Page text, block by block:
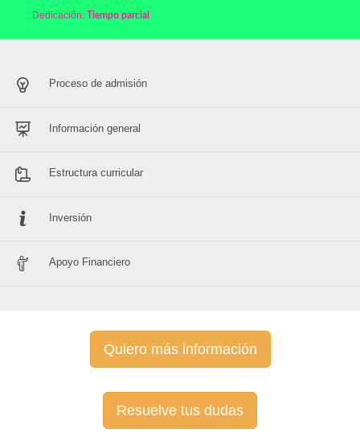
Dedicación: Tiempo parcial
Proceso de admisión
Información general
Estructura curricular
Inversión
Apoyo Financiero
Quiero más información
Resuelve tus dudas